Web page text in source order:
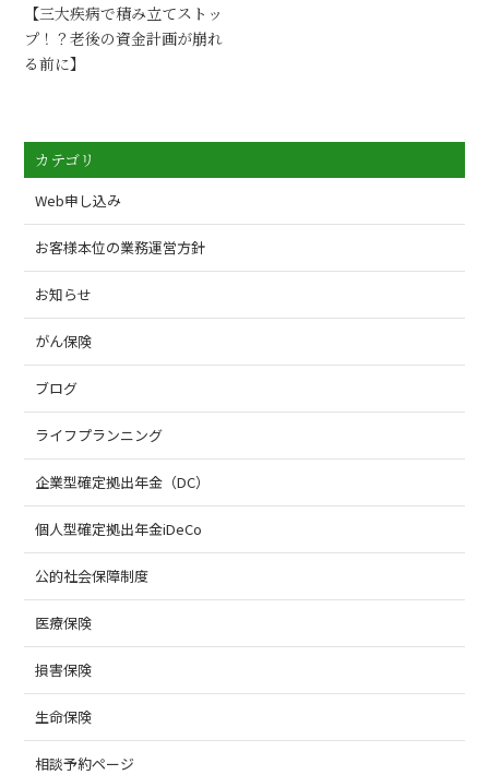
【三大疾病で積み立てストッ
プ！？老後の資金計画が崩れ
る前に】
カテゴリ
Web申し込み
お客様本位の業務運営方針
お知らせ
がん保険
ブログ
ライフプランニング
企業型確定拠出年金（DC）
個人型確定拠出年金iDeCo
公的社会保障制度
医療保険
損害保険
生命保険
相談予約ページ